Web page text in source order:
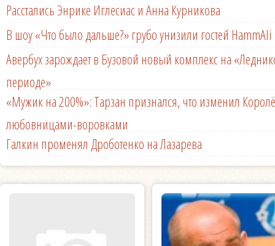
Расстались Энрике Иглесиас и Анна Курникова
В шоу «Что было дальше?» грубо унизили гостей HammAli
Авербух зарождает в Бузовой новый комплекс на
периоде»
«Мужик на 200%»: Тарзан признался, что изменил
любовницами-воровками
Галкин променял Дроботенко на Лазарева